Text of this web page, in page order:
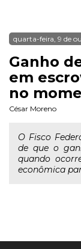
quarta-feira, 9 de
Ganho
em
no
César Moreno
O Fisco
de que o
quando
econômica